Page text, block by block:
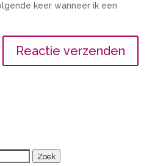
keer wanneer ik een
Zoek